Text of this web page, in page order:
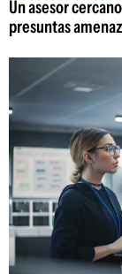
Un asesor
presuntas